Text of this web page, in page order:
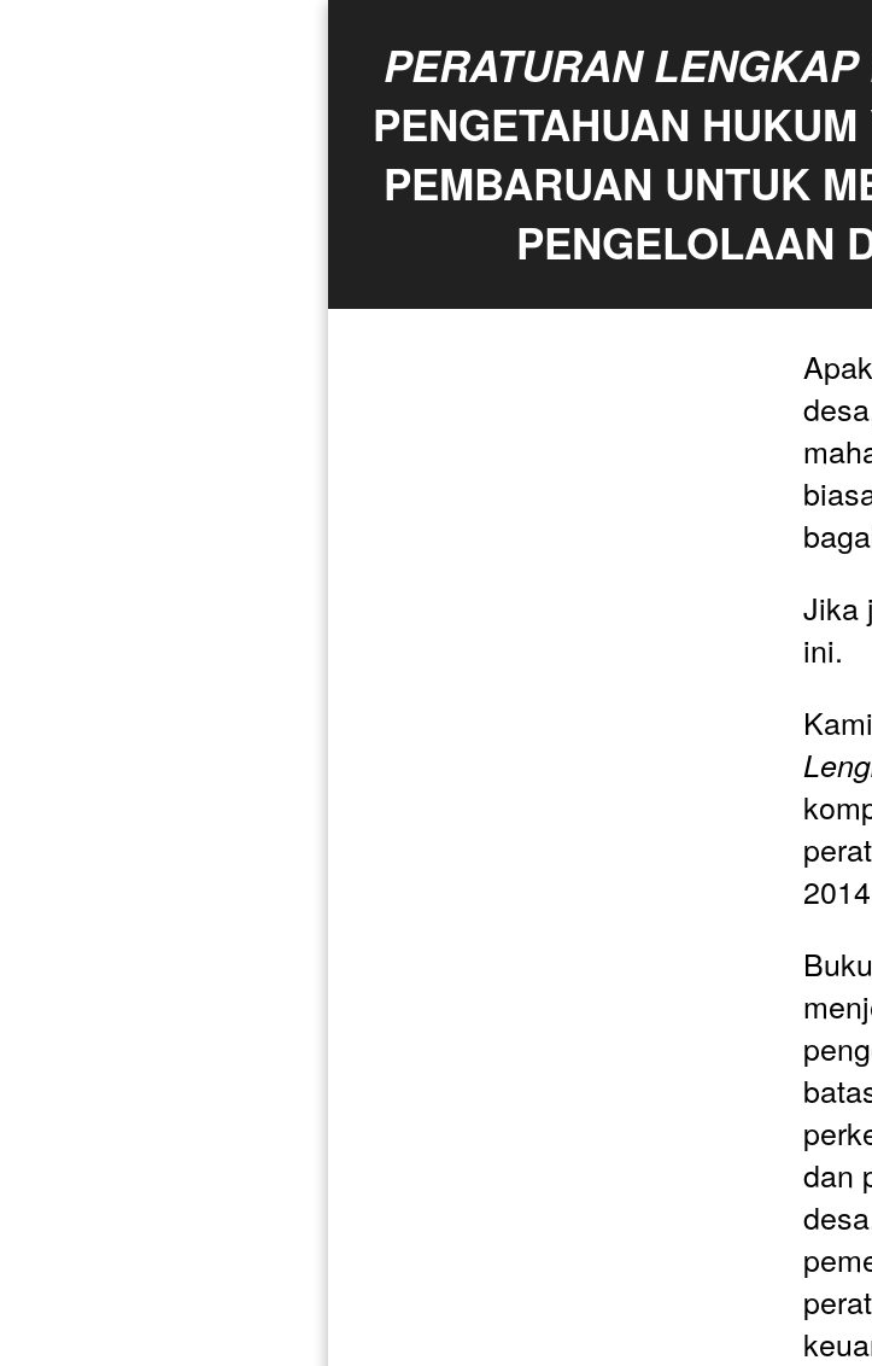
PERATURAN
PENGETAHUAN
PEMBARUAN UNTUK
PENGELOLAAN
Jika
ini.
dan